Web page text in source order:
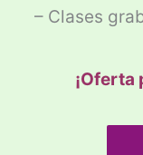
– Clases
¡Oferta